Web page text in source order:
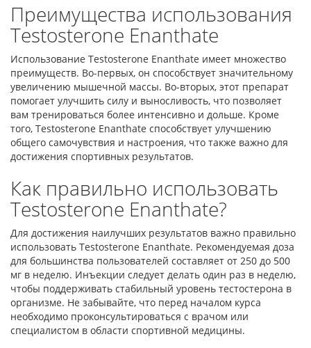
Преимущества использования
Testosterone Enanthate
Использование Testosterone Enanthate имеет множество
преимуществ. Во-первых, он способствует значительному
увеличению мышечной массы. Во-вторых, этот препарат
помогает улучшить силу и выносливость, что позволяет
вам тренироваться более интенсивно и дольше. Кроме
того, Testosterone Enanthate способствует улучшению
общего самочувствия и настроения, что также важно для
достижения спортивных результатов.
Как правильно использовать
Testosterone Enanthate?
Для достижения наилучших результатов важно правильно
использовать Testosterone Enanthate. Рекомендуемая доза
для большинства пользователей составляет от 250 до 500
мг в неделю. Инъекции следует делать один раз в неделю,
чтобы поддерживать стабильный уровень тестостерона в
организме. Не забывайте, что перед началом курса
необходимо проконсультироваться с врачом или
специалистом в области спортивной медицины.